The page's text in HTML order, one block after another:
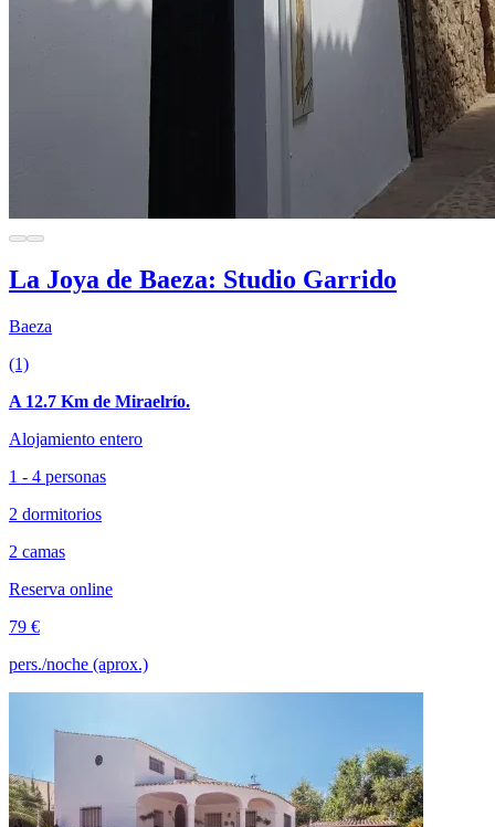
La Joya de Baeza: Studio Garrido
Baeza
(1)
A 12.7 Km de Miraelrío.
Alojamiento entero
1 - 4 personas
2 dormitorios
2 camas
Reserva online
79 €
pers./noche (aprox.)